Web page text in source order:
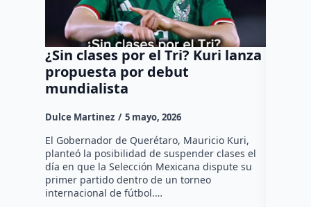
¿Sin clases por el Tri? Kuri lanza
propuesta por debut
mundialista
Dulce Martinez 5 mayo, 2026
El Gobernador de Querétaro, Mauricio Kuri,
planteó la posibilidad de suspender clases el
día en que la Selección Mexicana dispute su
primer partido dentro de un torneo
internacional de fútbol.…